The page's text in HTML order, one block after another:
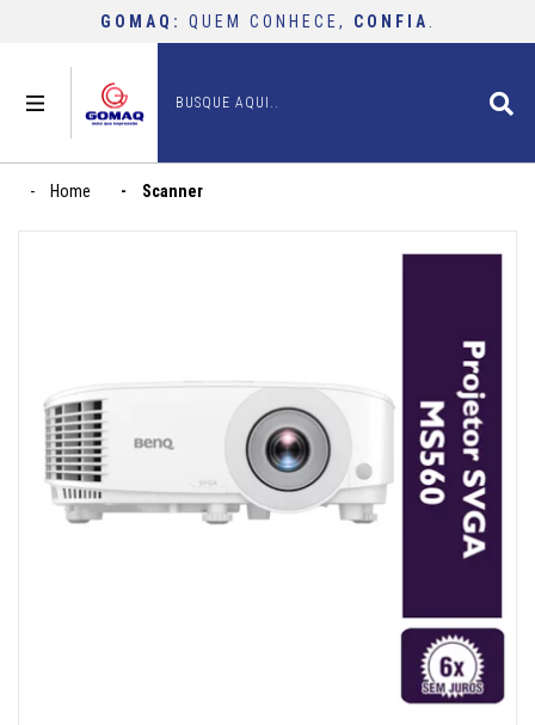
GOMAQ: QUEM CONHECE, CONFIA
buscar
Home Scanner